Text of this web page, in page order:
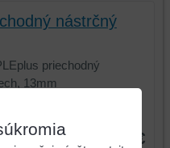
nástrčný
priechodný
13mm
5,38 €